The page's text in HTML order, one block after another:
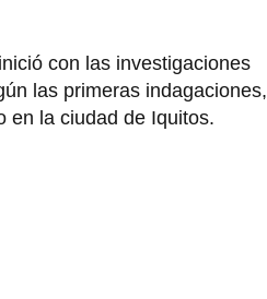
inició con las investigaciones
las primeras indagaciones,
en la ciudad de Iquitos.